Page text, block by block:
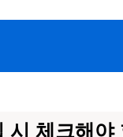
시 체크해야